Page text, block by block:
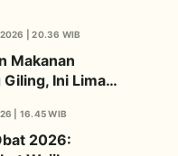
| 20.36 WIB
Makanan
Ini Lima
| 16.45 WIB
2026: